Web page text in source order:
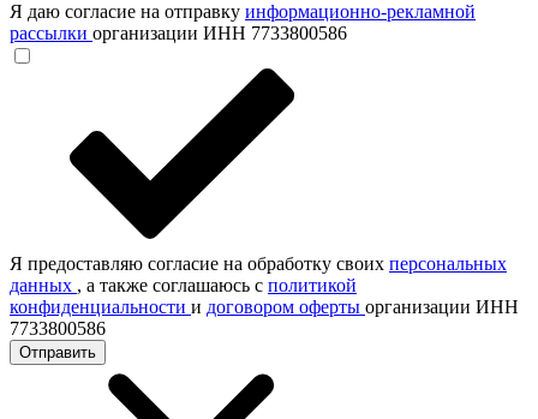
Я даю согласие на отправку информационно-рекламной
рассылки организации ИНН 7733800586
Я предоставляю согласие на обработку своих персональных
данных , а также соглашаюсь с политикой
конфиденциальности и договором оферты организации ИНН
7733800586
Отправить